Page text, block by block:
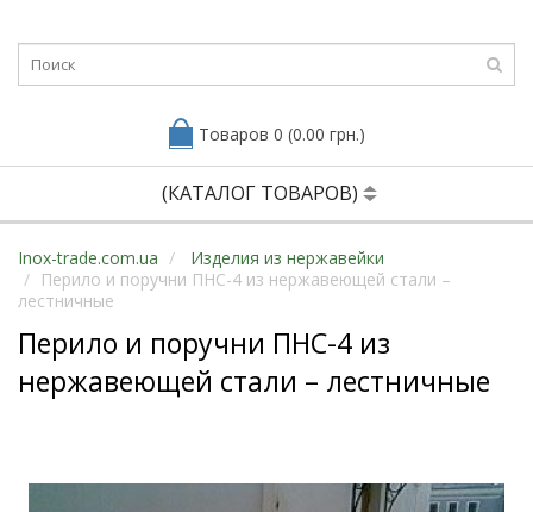
Товаров 0 (0.00 грн.)
(КАТАЛОГ ТОВАРОВ)
Inox-trade.com.ua
Изделия из нержавейки
Перило и поручни ПНС-4 из нержавеющей стали –
лестничные
Перило и поручни ПНС-4 из
нержавеющей стали – лестничные